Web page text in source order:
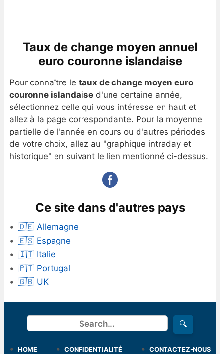
Taux de change moyen annuel
euro couronne islandaise
Pour connaître le taux de change moyen euro
couronne islandaised'une certaine année,
sélectionnez celle qui vous intéresse en haut et
allez à la page correspondante. Pour la moyenne
partielle de l'année en cours ou d'autres périodes
de votre choix, allez au "graphique intraday et
historique" en suivant le lien mentionné ci-dessus.
Ce site dans d'autres pays
🇩🇪 Allemagne
🇪🇸 Espagne
🇮🇹 Italie
🇵🇹 Portugal
🇬🇧 UK
Rechercher 🔍
HOME CONFIDENTIALITÉ CONTACTEZ-NOUS